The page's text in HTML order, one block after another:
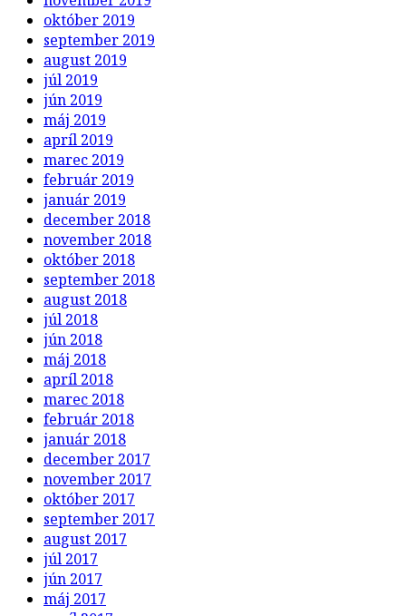
október 2019
september 2019
august 2019
júl 2019
jún 2019
máj 2019
apríl 2019
marec 2019
február 2019
január 2019
december 2018
november 2018
október 2018
september 2018
august 2018
júl 2018
jún 2018
máj 2018
apríl 2018
marec 2018
február 2018
január 2018
december 2017
november 2017
október 2017
september 2017
august 2017
júl 2017
jún 2017
máj 2017